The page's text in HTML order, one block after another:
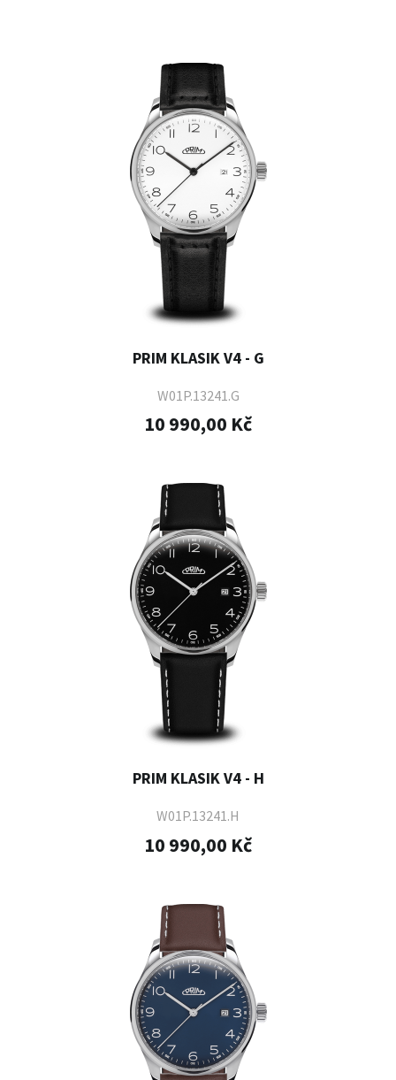
PRIM KLASIK V4 - G
W01P.13241.G
10 990,00 Kč
PRIM KLASIK V4 - H
W01P.13241.H
10 990,00 Kč